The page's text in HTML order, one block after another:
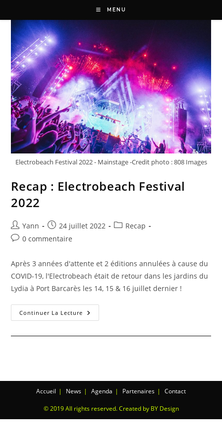
MENU
Electrobeach Festival 2022 - Mainstage -Credit photo : 808 Images
Recap : Electrobeach Festival
2022
Yann 24 juillet 2022
Recap
0 commentaire
Après 3 années d'attente et 2 éditions annulées à cause du
COVID-19, l'Electrobeach était de retour dans les jardins du
Lydia à Port Barcarès les 14, 15 & 16 juillet dernier !
Continuer La Lecture
Accueil News Agenda Partenaires Contact
© 2019 All rights reserved. Created by BY Design